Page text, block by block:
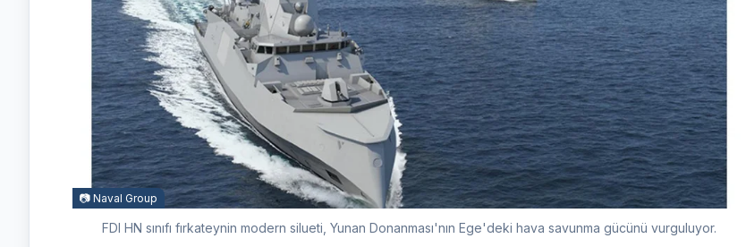
📷 Naval Group
FDI HN sınıfı fırkateynin modern silueti, Yunan Donanması'nın Ege'deki hava savunma gücünü vurguluyor.